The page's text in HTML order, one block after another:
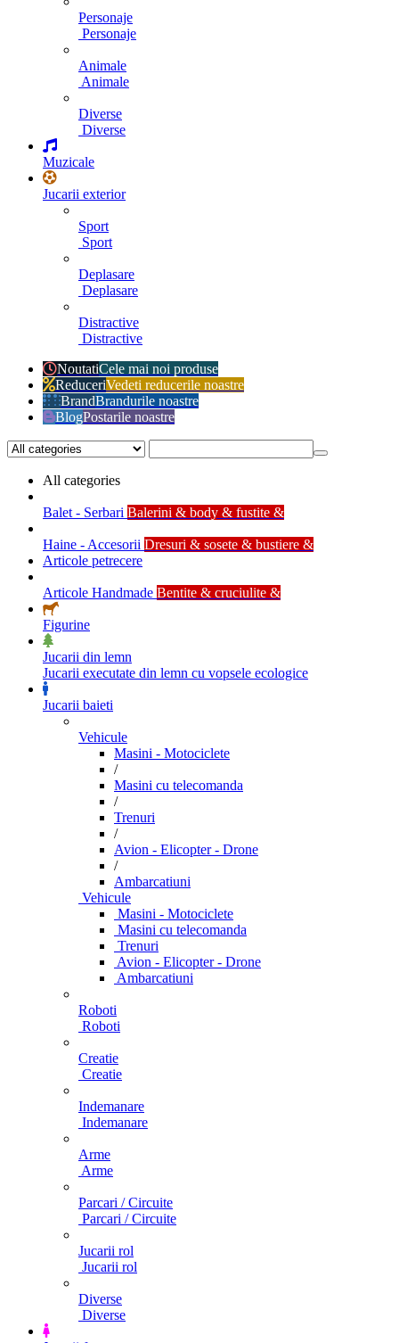
Personaje
Personaje
Animale
Animale
Diverse
Diverse
Muzicale
Jucarii exterior
Sport
Sport
Deplasare
Deplasare
Distractive
Distractive
NoutatiCele mai noi produse
ReduceriVedeti reducerile noastre
BrandBrandurile noastre
BlogPostarile noastre
All categories
Balet - Serbari Balerini & body & fustite &
Haine - Accesorii Dresuri & sosete & bustiere &
Articole petrecere
Articole Handmade Bentite & cruciulite &
Figurine
Jucarii din lemn
Jucarii executate din lemn cu vopsele ecologice
Jucarii baieti
Vehicule
Masini - Motociclete
/
Masini cu telecomanda
/
Trenuri
/
Avion - Elicopter - Drone
/
Ambarcatiuni
Vehicule
Masini - Motociclete
Masini cu telecomanda
Trenuri
Avion - Elicopter - Drone
Ambarcatiuni
Roboti
Roboti
Creatie
Creatie
Indemanare
Indemanare
Arme
Arme
Parcari / Circuite
Parcari / Circuite
Jucarii rol
Jucarii rol
Diverse
Diverse